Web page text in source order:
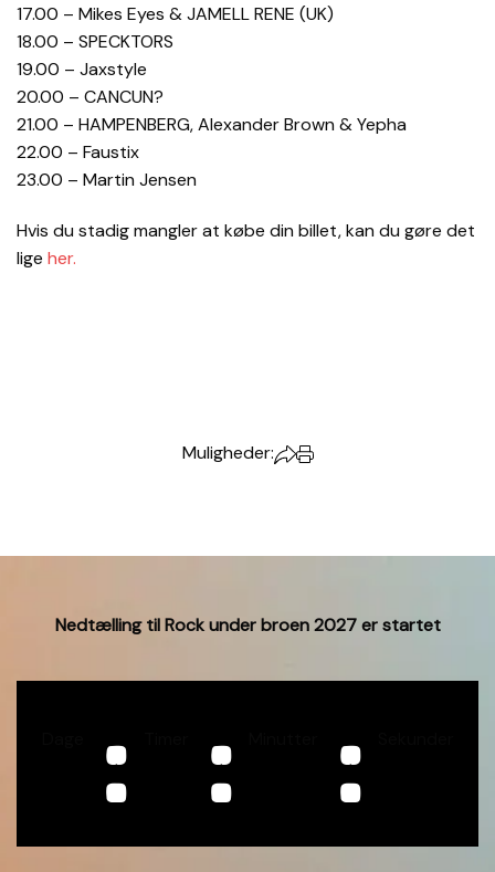
Muligheder:
17.00 – Mikes Eyes & JAMELL RENE (UK)
18.00 – SPECKTORS
19.00 – Jaxstyle
20.00 – CANCUN?
21.00 – HAMPENBERG, Alexander Brown & Yepha
22.00 – Faustix
23.00 – Martin Jensen
Hvis du stadig mangler at købe din billet, kan du gøre det
lige her.
Nedtælling til Rock under broen 2027 er startet
: : :